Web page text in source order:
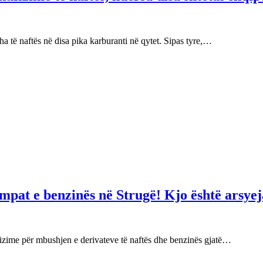
të naftës në disa pika karburanti në qytet. Sipas tyre,…
e benzinës në Strugë! Kjo është
për mbushjen e derivateve të naftës dhe benzinës gjatë…